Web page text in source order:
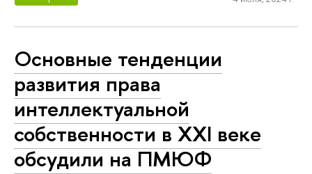
Основные тенденции
развития права
интеллектуальной
собственности в XXI веке
обсудили на ПМЮФ